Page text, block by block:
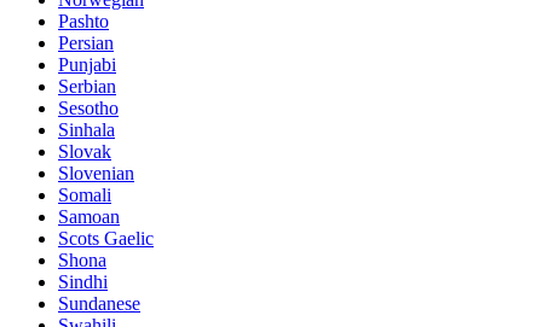
Pashto
Persian
Punjabi
Serbian
Sesotho
Sinhala
Slovak
Slovenian
Somali
Samoan
Scots Gaelic
Shona
Sindhi
Sundanese